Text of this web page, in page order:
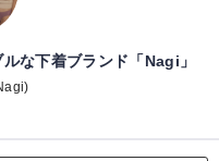
な下着ブランド「Nagi」